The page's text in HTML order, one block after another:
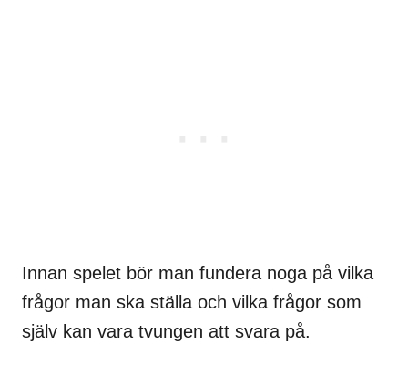
Innan spelet bör man fundera noga på vilka
frågor man ska ställa och vilka frågor som
själv kan vara tvungen att svara på.